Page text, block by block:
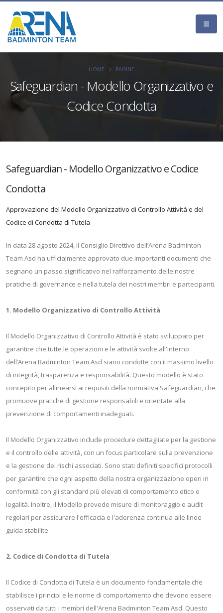
Safeguardian - Modello Organizzativo e
Codice Condotta
HOME PAGINE
Safeguardian - Modello Organizzativo e Codice
Condotta
Approvazione del Modello Organizzativo di Controllo Attività e del
Codice di Condotta di Tutela
In data 28 agosto 2024, il Consiglio Direttivo dell’Arena Badminton
Team Asd ha ufficialmente approvato due importanti documenti che
segnano un passo significativo nel rafforzamento delle nostre
pratiche di governance e nella tutela dei nostri membri e partecipanti.
1. Modello Organizzativo di Controllo Attività
Il Modello Organizzativo di Controllo Attività è stato sviluppato per
garantire che tutte le operazioni e le attività svolte all'interno
dell’Arena Badminton Team Asd siano condotte con il massimo livello
di integrità, trasparenza e responsabilità. Questo modello è stato
concepito per allinearsi ai requisiti della normativa Safeguardian, che
promuove pratiche di gestione responsabili e orientate alla
prevenzione di comportamenti inadeguati.
Il Modello Organizzativo include procedure dettagliate per la gestione
e il controllo delle attività, con un focus particolare sulla prevenzione
e la gestione dei rischi associati. Sono stati definiti specifici protocolli
per garantire che ogni aspetto della nostra organizzazione operi in
conformità con gli standard più elevati di comportamento etico e
legalità. Inoltre, il Modello prevede misure di monitoraggio e audit
regolari per assicurare l'efficacia e l'aderenza continua alle linee
guida stabilite.
2. Codice di Condotta di Tutela
Il Codice di Condotta di Tutela è un documento fondamentale che
stabilisce i principi e le norme di comportamento che devono essere
osservati da tutti i membri dell'Arena Badminton Team Asd. Questo